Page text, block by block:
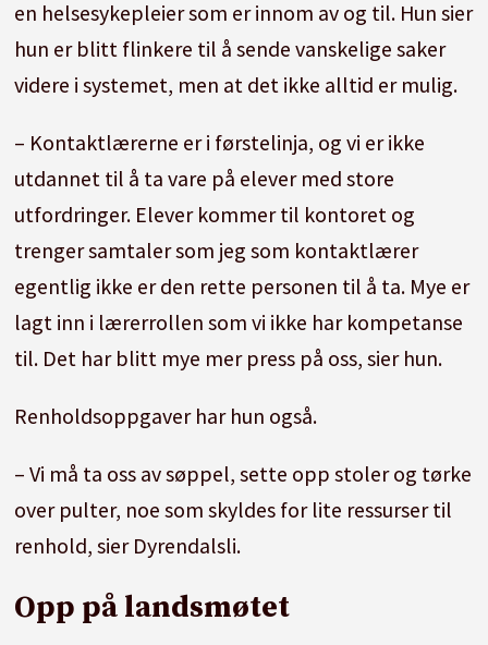
en helsesykepleier som er innom av og til. Hun sier
hun er blitt flinkere til å sende vanskelige saker
videre i systemet, men at det ikke alltid er mulig.
– Kontaktlærerne er i førstelinja, og vi er ikke
utdannet til å ta vare på elever med store
utfordringer. Elever kommer til kontoret og
trenger samtaler som jeg som kontaktlærer
egentlig ikke er den rette personen til å ta. Mye er
lagt inn i lærerrollen som vi ikke har kompetanse
til. Det har blitt mye mer press på oss, sier hun.
Renholdsoppgaver har hun også.
– Vi må ta oss av søppel, sette opp stoler og tørke
over pulter, noe som skyldes for lite ressurser til
renhold, sier Dyrendalsli.
Opp på landsmøtet